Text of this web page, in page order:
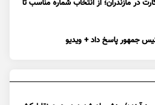
در مازندران؛ از انتخاب شماره مناسب تا
جمهور پاسخ داد + ویدیو